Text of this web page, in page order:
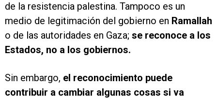
de la resistencia palestina. Tampoco es un
medio de legitimación del gobierno en Ramallah
o de las autoridades en Gaza; se reconoce a los
Estados, no a los gobiernos.
Sin embargo, el reconocimiento puede
contribuir a cambiar algunas cosas si va